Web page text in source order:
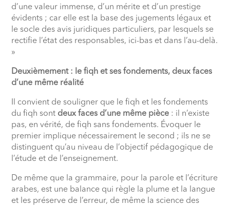
d’une valeur immense, d’un mérite et d’un prestige
évidents ; car elle est la base des jugements légaux et
le socle des avis juridiques particuliers, par lesquels se
rectifie l’état des responsables, ici-bas et dans l’au-delà.
»
Deuxièmement : le fiqh et ses fondements, deux faces
d’une même réalité
Il convient de souligner que le fiqh et les fondements
du fiqh sont deux faces d’une même pièce : il n’existe
pas, en vérité, de fiqh sans fondements. Évoquer le
premier implique nécessairement le second ; ils ne se
distinguent qu’au niveau de l’objectif pédagogique de
l’étude et de l’enseignement.
De même que la grammaire, pour la parole et l’écriture
arabes, est une balance qui règle la plume et la langue
et les préserve de l’erreur, de même la science des